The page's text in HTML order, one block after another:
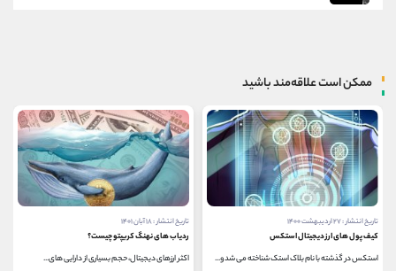
ممکن است علاقه‌مند باشید
تاریخ انتشار : ۱۸ آبان ۱۴۰۱
ردیاب‌ های نهنگ کریپتو چیست؟
اکثر ارزهای دیجیتال، حجم بسیاری از دارایی های...
تاریخ انتشار : ۱۳ اردیبهشت ۱۴۰۰
کیف پول های ارز دیجیتال ترون